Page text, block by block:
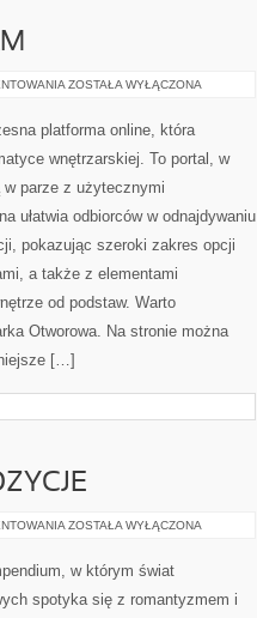
PORADNIKI
ZRÓB
TO
ZOSTAŁA WYŁĄCZONA
platforma online, która
wnętrzarskiej. To portal, w
w parze z użytecznymi
ułatwia odbiorców w odnajdywaniu
pokazując szeroki zakres opcji
a także z elementami
od podstaw. Warto
Otworowa. Na stronie można
[…]
SEZONOWE
KOMPOZYCJE
ZOSTAŁA WYŁĄCZONA
w którym świat
spotyka się z romantyzmem i